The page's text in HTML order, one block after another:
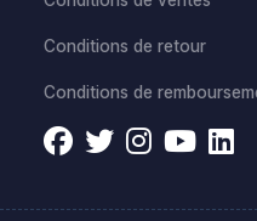
Conditions de retour
Conditions de